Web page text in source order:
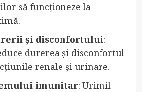
să funcționeze la
și disconfortului:
durerea și disconfortul
renale și urinare.
imunitar: Urimil